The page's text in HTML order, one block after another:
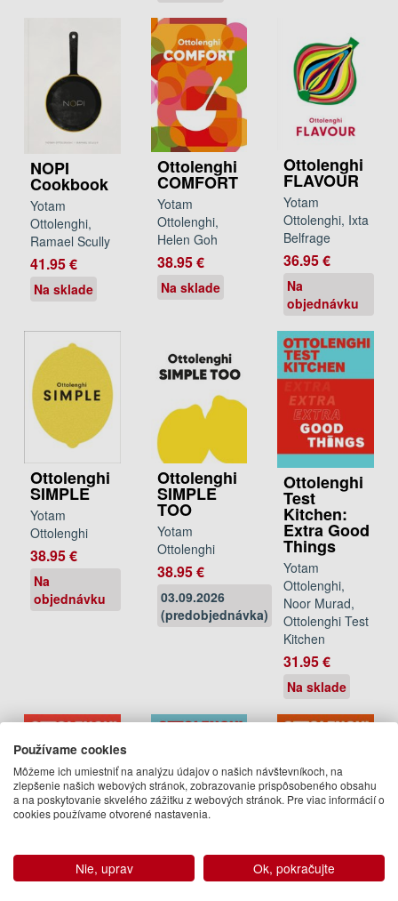
NOPI
Cookbook
Yotam
Ottolenghi,
Ramael Scully
41.95 €
Na sklade
Ottolenghi
COMFORT
Yotam
Ottolenghi,
Helen Goh
38.95 €
Na sklade
Ottolenghi
FLAVOUR
Yotam
Ottolenghi, Ixta
Belfrage
36.95 €
Na
objednávku
Ottolenghi
SIMPLE
Yotam
Ottolenghi
38.95 €
Na
objednávku
Ottolenghi
SIMPLE
TOO
Yotam
Ottolenghi
38.95 €
03.09.2026
(predobjednávka)
Ottolenghi
Test
Kitchen:
Extra Good
Things
Yotam
Ottolenghi,
Noor Murad,
Ottolenghi Test
Kitchen
31.95 €
Na sklade
Ottolenghi
Test Testovací
Ottolenghi
Testovací
Používame cookies
Môžeme ich umiestniť na analýzu údajov o našich návštevníkoch, na
zlepšenie našich webových stránok, zobrazovanie prispôsobeného obsahu
a na poskytovanie skvelého zážitku z webových stránok. Pre viac informácií o
cookies používame otvorené nastavenia.
Nie, uprav Ok, pokračujte